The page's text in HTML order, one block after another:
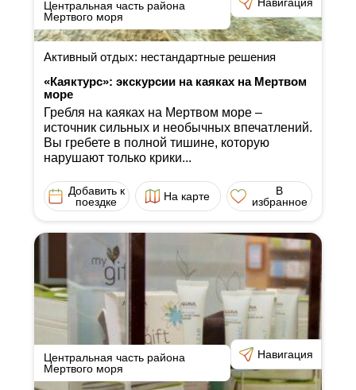
Центральная часть района
Мертвого моря
Активный отдых: нестандартные решения
«Каяктурс»: экскурсии на каяках на Мертвом
море
Гребля на каяках на Мертвом море ‒
источник сильных и необычных впечатлений.
Вы гребете в полной тишине, которую
нарушают только крики...
Добавить к
поездке
На карте
В
избранное
Центральная часть района
Мертвого моря
Навигация